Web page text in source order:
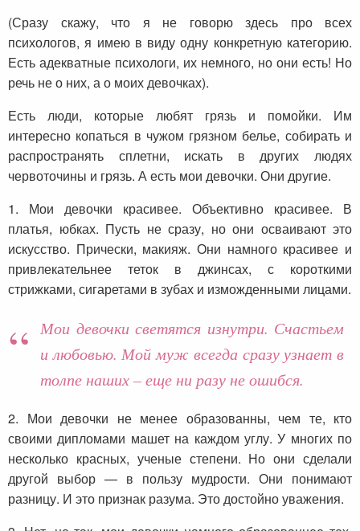
(Сразу скажу, что я не говорю здесь про всех
психологов, я имею в виду одну конкретную категорию.
Есть адекватные психологи, их немного, но они есть! Но
речь не о них, а о моих девочках).
Есть люди, которые любят грязь и помойки. Им
интересно копаться в чужом грязном белье, собирать и
распространять сплетни, искать в других людях
червоточины и грязь. А есть мои девочки. Они другие.
1. Мои девочки красивее. Объективно красивее. В
платья, юбках. Пусть не сразу, но они осваивают это
искусство. Прически, макияж. Они намного красивее и
привлекательнее теток в джинсах, с короткими
стрижками, сигаретами в зубах и изможденными лицами.
Мои девочки светятся изнутри. Счастьем
и любовью. Мой муж всегда сразу узнает в
толпе наших – еще ни разу не ошибся.
2. Мои девочки не менее образованны, чем те, кто
своими дипломами машет на каждом углу. У многих по
несколько красных, ученые степени. Но они сделали
другой выбор — в пользу мудрости. Они понимают
разницу. И это признак разума. Это достойно уважения.